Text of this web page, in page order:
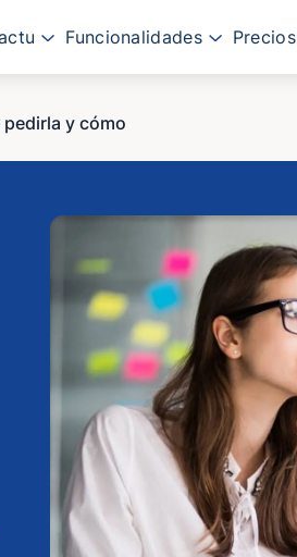
Funcionalidades Precios
y cómo